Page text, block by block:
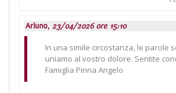
Arluno, 23/04/2026 ore 15:10
In una simile circostanza, le parole
uniamo al vostro dolore. Sentite
Famiglia Pinna Angelo